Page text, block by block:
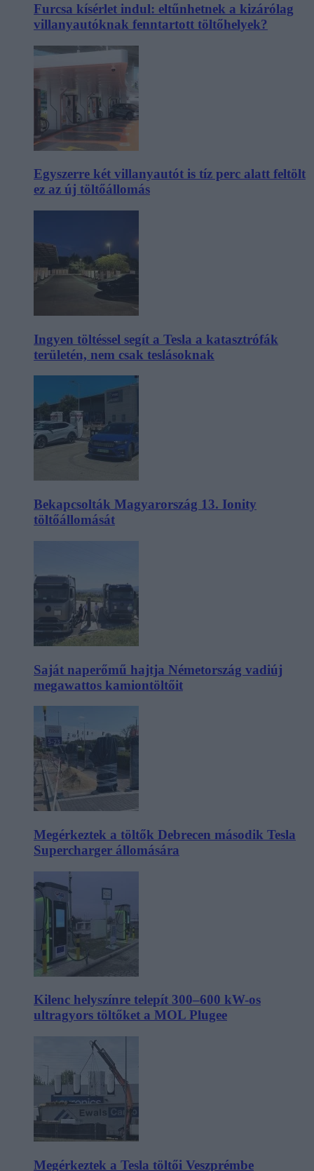
Furcsa kísérlet indul: eltűnhetnek a kizárólag
villanyautóknak fenntartott töltőhelyek?
Egyszerre két villanyautót is tíz perc alatt feltölt
ez az új töltőállomás
Ingyen töltéssel segít a Tesla a katasztrófák
területén, nem csak teslásoknak
Bekapcsolták Magyarország 13. Ionity
töltőállomását
Saját naperőmű hajtja Németország vadiúj
megawattos kamiontöltőit
Megérkeztek a töltők Debrecen második Tesla
Supercharger állomására
Kilenc helyszínre telepít 300–600 kW-os
ultragyors töltőket a MOL Plugee
Megérkeztek a Tesla töltői Veszprémbe